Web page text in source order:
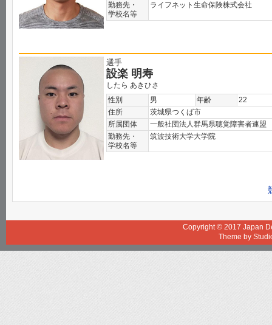
勤務先・
学校名等
ライフネット生命保険株式会社
選手
設楽 明寿
したら あきひさ
性別
男 年齢
22
住所
茨城県つくば市
所属団体
一般社団法人群馬県聴覚障害者連盟
勤務先・
学校名等
筑波技術大学大学院
Copyright © 2017 Japan
Theme by